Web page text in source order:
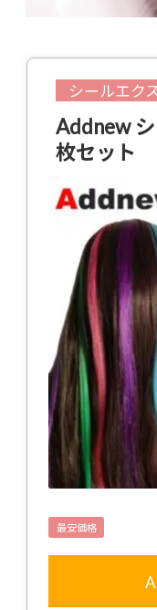
シールエク
Addnew
枚セット
最安価格